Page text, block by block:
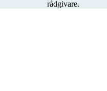
rådgivare.